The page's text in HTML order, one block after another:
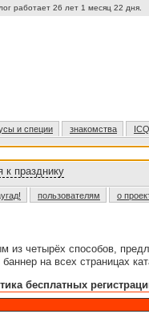
работает 26 лет 1 месяц 22 дня.
и специи знакомства
к празднику
пользователям о
из четырёх способов,
на всех страницах
бесплатных